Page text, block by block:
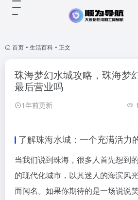
首页 • 生活百科 • 正文
珠海梦幻水城攻略，珠海梦
最后营业吗
1年前更新
了解珠海水城：一个充满活力
当我们说到珠海，很多人首先想到
的现代化城市，以其迷人的海滨风
而闻名。如果你期待的是一场说说